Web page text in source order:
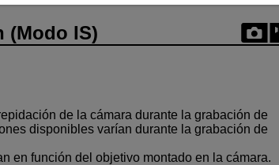
(Modo IS)
de la cámara durante la grabación de
disponibles varían durante la grabación de
en función del objetivo montado en la cámara.